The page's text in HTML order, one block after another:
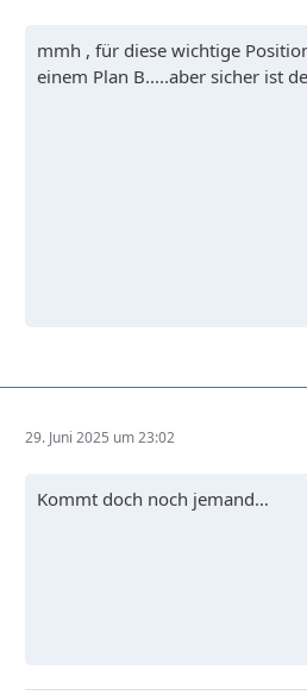
mmh , für diese wichtige
einem Plan B.....aber sicher ist
29. Juni 2025 um 23:02
Kommt doch noch jemand…